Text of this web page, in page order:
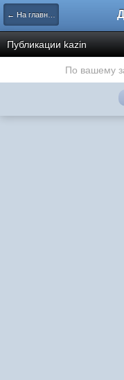
← На главную
Публикации kazin
По вашему